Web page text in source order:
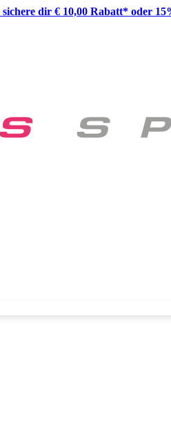
sichere dir € 10,00 Rabatt* oder